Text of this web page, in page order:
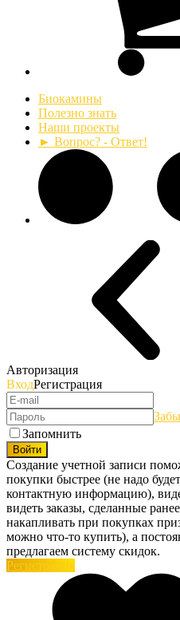
Биокамины
Полезно знать
Наши проекты
► Вопрос? - Ответ!
Авторизация
ВходРегистрация
Запомнить
Войти
Создание учетной записи
покупки быстрее (не надо
контактную информацию),
видеть заказы, сделанные
накапливать при покупках
можно что-то купить), а
предлагаем систему скидок.
Регистрация